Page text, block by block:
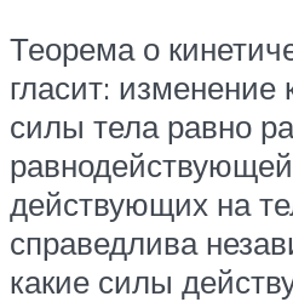
Теорема о
гласит: изменение
силы тела равно
действующих на
справедлива
какие силы